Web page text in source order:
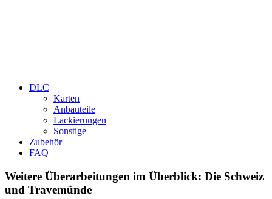
DLC
Karten
Anbauteile
Lackierungen
Sonstige
Zubehör
FAQ
Weitere Überarbeitungen im Überblick: Die Schweiz
und Travemünde